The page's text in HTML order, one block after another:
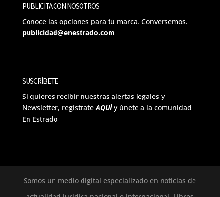
PUBLICITA CON NOSOTROS
Conoce las opciones para tu marca. Conversemos.
publicidad@enestrado.com
SUSCRÍBETE
Si quieres recibir nuestras alertas legales y
Newsletter, regístrateAQUÍ y únete a la comunidad
En Estrado
Somos un medio digital especializado en noticias de